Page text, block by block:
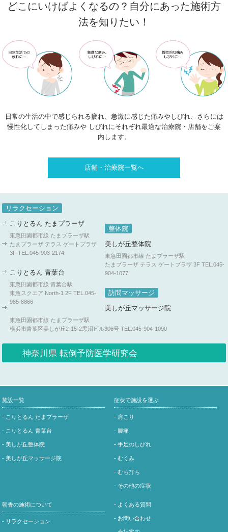
どこにいけばよくなるの？自分にあった施術方
法を知りたい！
日常の生活の中で感じられる疲れ、急激に感じた痛みやしびれ、さらには
慢性化してしまった痛みや しびれにそれぞれ最適な治療院・店舗をご案
内します。
店舗・治療院一覧へ
リラクセーション
こりとるん たまプラーザ
東急田園都市線 たまプラーザ駅
たまプラーザ テラス ゲートプラザ
3FTEL.045-903-2174
こりとるん 青葉台
東急田園都市線 青葉台駅
東急スクエア North-1 2FTEL.045-
985-8866
整体院
美しが丘整体院
東急田園都市線 たまプラーザ駅
たまプラーザ テラス ゲートプラザ 3F TEL.045-
904-1077
訪問マッサージ
美しが丘マッサージ院
東急田園都市線 たまプラーザ駅
横浜市青葉区美しが丘2-15-2黒沼ビル306号 TEL.045-904-1090
神奈川県 転倒予防医学研究会
施設一覧
- こりとるん たまプラーザ
- こりとるん 青葉台
- 美しが丘整体院
- 美しが丘マッサージ院
症状で施設を選ぶ
- 肩こり
- 腰痛
- 手足のしびれ
- むくみ
- むち打ち
- その他の症状
朝香の施術について
- リラクセーション
- よくある質問
- お問い合わせ